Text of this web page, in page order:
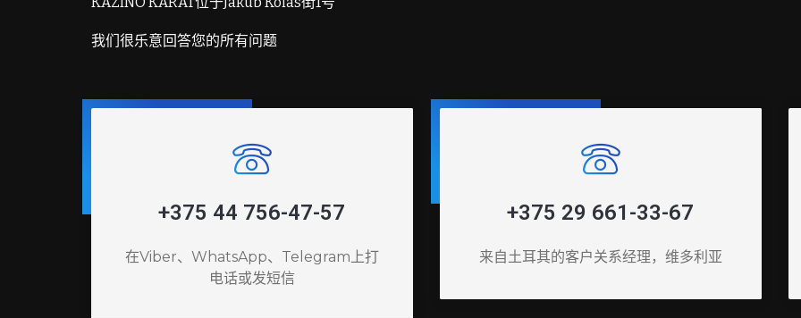
我们很乐意回答您的所有问题
+375 44 756-47-57
在Viber、WhatsApp、Telegram上打
电话或发短信
+375 29 661-33-67
来自土耳其的客户关系经理，维多利亚